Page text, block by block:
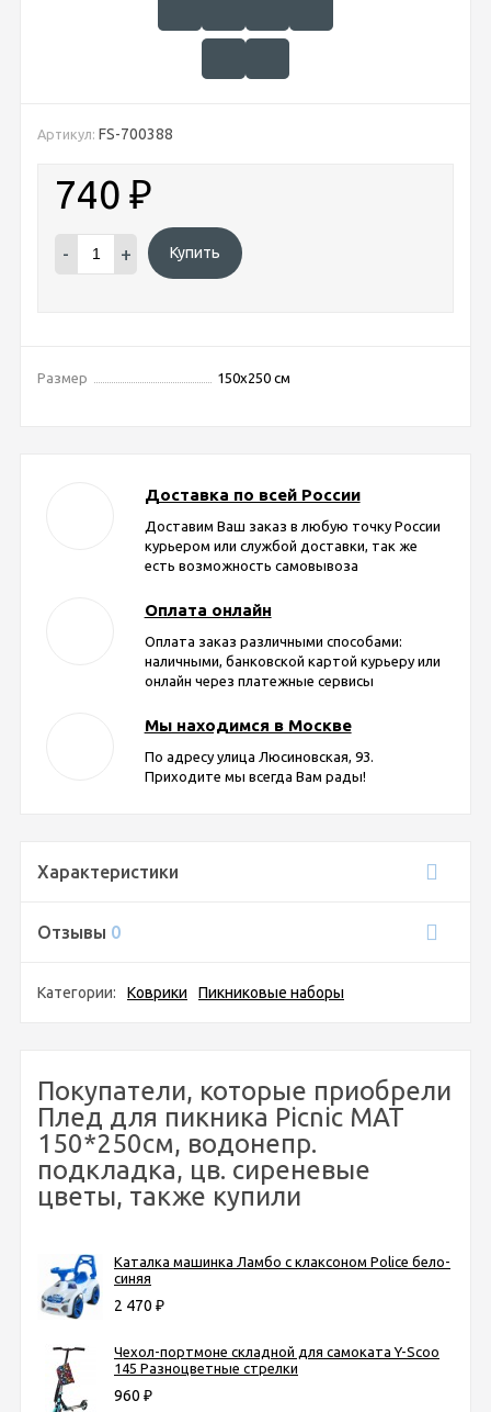
Артикул: FS-700388
740 ₽
- + Купить
Размер 150x250 см
Доставка по всей России
Доставим Ваш заказ в любую точку России
курьером или службой доставки, так же
есть возможность самовывоза
Оплата онлайн
Оплата заказ различными способами:
наличными, банковской картой курьеру или
онлайн через платежные сервисы
Мы находимся в Москве
По адресу улица Люсиновская, 93.
Приходите мы всегда Вам рады!
Характеристики
Отзывы 0
Категории: Коврики Пикниковые наборы
Покупатели, которые приобрели
Плед для пикника Picnic MAT
150*250см, водонепр.
подкладка, цв. сиреневые
цветы, также купили
Каталка машинка Ламбо с клаксоном Police бело-
синяя
2 470 ₽
Чехол-портмоне складной для самоката Y-Scoo
145 Разноцветные стрелки
960 ₽